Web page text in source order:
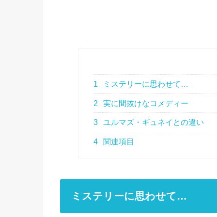
1 ミステリーに思わせて…
2 実に間抜けなコメディー
3 ユルマズ・ギュネイとの違い
4 関連項目
ミステリーに思わせて…